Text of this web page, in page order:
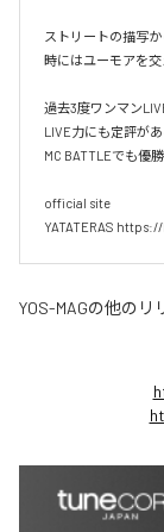
ストリートの描写
時にはユーモアを
過去3度ワンマン
LIVE力にも定評があ
MC BATTLEでも優
official site
YATATERAS
YOS-MAGの他のリ